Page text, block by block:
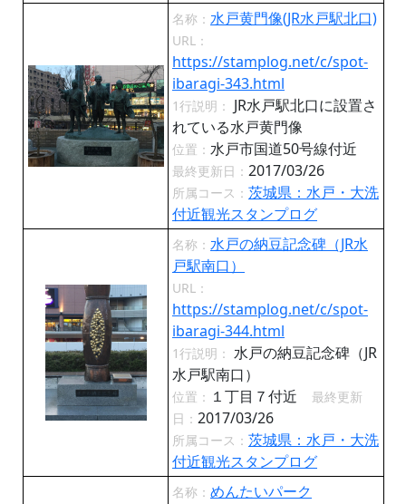
名称： 水戸黄門像(JR水戸駅北口)
URL：
https://stamplog.net/c/spot-
ibaragi-343.html
1行説明： JR水戸駅北口に設置さ
れている水戸黄門像
位置： 水戸市国道50号線付近
最終更新日： 2017/03/26
所属コース： 茨城県：水戸・大洗
付近観光スタンプログ
名称： 水戸の納豆記念碑（JR水
戸駅南口）
URL：
https://stamplog.net/c/spot-
ibaragi-344.html
1行説明： 水戸の納豆記念碑（JR
水戸駅南口）
位置： １丁目７付近
最終更新
日： 2017/03/26
所属コース： 茨城県：水戸・大洗
付近観光スタンプログ
名称： めんたいパーク